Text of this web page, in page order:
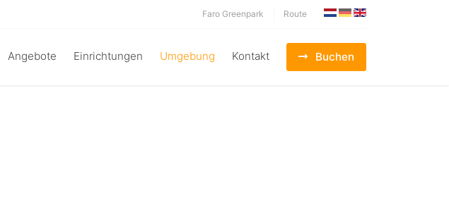
Faro Greenpark Route
Angebote Einrichtungen Umgebung Kontakt Buchen